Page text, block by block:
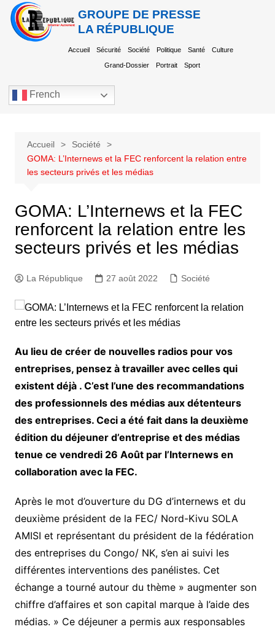
GROUPE DE PRESSE
LA RÉPUBLIQUE
Accueil Sécurité Société Politique Santé Culture
Grand-Dossier Portrait Sport
French
Accueil
Société
GOMA: L’Internews et la FEC renforcent la relation entre
les secteurs privés et les médias
GOMA: L’Internews et la FEC
renforcent la relation entre les
secteurs privés et les médias
La République 27 août 2022 Société
Au lieu de créer de nouvelles radios pour vos
entreprises, pensez à travailler avec celles qui
existent déjà . C’est l’une des recommandations
des professionnels des médias aux détenteurs
des entreprises. Ceci a été fait dans la deuxième
édition du déjeuner d’entreprise et des médias
tenue ce vendredi 26 Août par l’Internews en
collaboration avec la FEC.
Après le mot d’ouverture du DG d’internews et du
deuxième président de la FEC/ Nord-Kivu SOLA
AMISI et représentant du président de la fédération
des entreprises du Congo/ NK, s’en ai suivi les
différentes interventions des panélistes. Cet
échange a tourné autour du thème » augmenter son
chiffre d’affaires et son capital marque à l’aide des
médias. » Ce déjeuner a permis aux responsables